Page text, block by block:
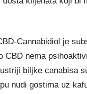
Cannabidiol je
CBD nema
biljke canabisa
nudi gostima uz